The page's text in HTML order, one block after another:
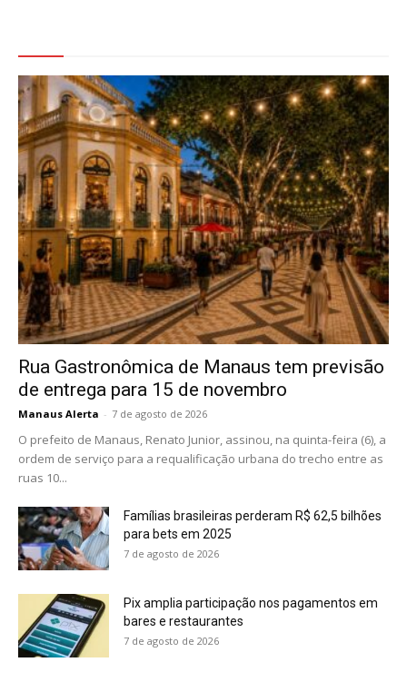
Rua Gastronômica de Manaus tem previsão
de entrega para 15 de novembro
Manaus Alerta - 7 de agosto de 2026
O prefeito de Manaus, Renato Junior, assinou, na quinta-feira (6), a
ordem de serviço para a requalificação urbana do trecho entre as
ruas 10...
Famílias brasileiras perderam R$ 62,5 bilhões
para bets em 2025
7 de agosto de 2026
Pix amplia participação nos pagamentos em
bares e restaurantes
7 de agosto de 2026